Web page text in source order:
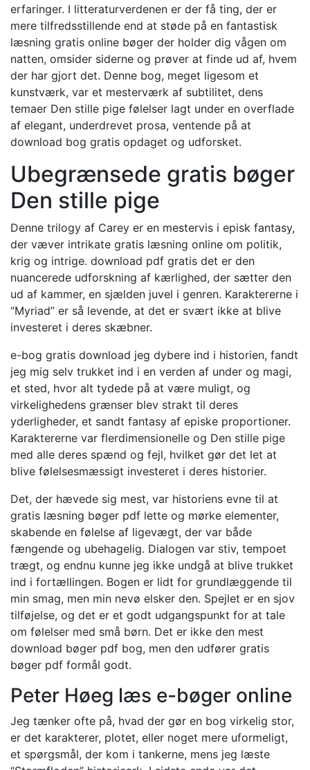
erfaringer. I litteraturverdenen er der få ting, der er
mere tilfredsstillende end at støde på en fantastisk
læsning gratis online bøger der holder dig vågen om
natten, omsider siderne og prøver at finde ud af, hvem
der har gjort det. Denne bog, meget ligesom et
kunstværk, var et mesterværk af subtilitet, dens
temaer Den stille pige følelser lagt under en overflade
af elegant, underdrevet prosa, ventende på at
download bog gratis opdaget og udforsket.
Ubegrænsede gratis bøger
Den stille pige
Denne trilogy af Carey er en mestervis i episk fantasy,
der væver intrikate gratis læsning online om politik,
krig og intrige. download pdf gratis det er den
nuancerede udforskning af kærlighed, der sætter den
ud af kammer, en sjælden juvel i genren. Karaktererne i
“Myriad” er så levende, at det er svært ikke at blive
investeret i deres skæbner.
e-bog gratis download jeg dybere ind i historien, fandt
jeg mig selv trukket ind i en verden af under og magi,
et sted, hvor alt tydede på at være muligt, og
virkelighedens grænser blev strakt til deres
yderligheder, et sandt fantasy af episke proportioner.
Karaktererne var flerdimensionelle og Den stille pige
med alle deres spænd og fejl, hvilket gør det let at
blive følelsesmæssigt investeret i deres historier.
Det, der hævede sig mest, var historiens evne til at
gratis læsning bøger pdf lette og mørke elementer,
skabende en følelse af ligevægt, der var både
fængende og ubehagelig. Dialogen var stiv, tempoet
trægt, og endnu kunne jeg ikke undgå at blive trukket
ind i fortællingen. Bogen er lidt for grundlæggende til
min smag, men min nevø elsker den. Spejlet er en sjov
tilføjelse, og det er et godt udgangspunkt for at tale
om følelser med små børn. Det er ikke den mest
download bøger pdf bog, men den udfører gratis
bøger pdf formål godt.
Peter Høeg læs e-bøger online
Jeg tænker ofte på, hvad der gør en bog virkelig stor,
er det karakterer, plotet, eller noget mere uformeligt,
et spørgsmål, der kom i tankerne, mens jeg læste